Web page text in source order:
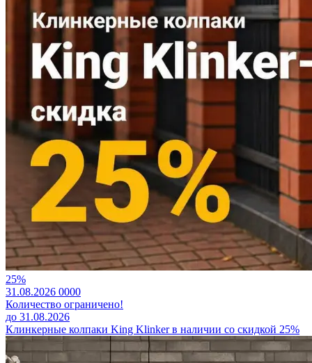
25%
31.08.2026 0000
Количество ограничено!
до 31.08.2026
Клинкерные колпаки King Klinker в наличии со скидкой 25%